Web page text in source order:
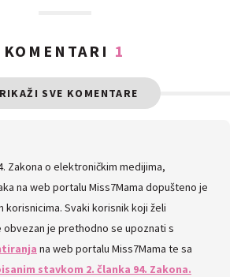
KOMENTARI 1
SVE KOMENTARE
Zakona o elektroničkim medijima,
na web portalu Miss7Mama dopušteno je
korisnicima. Svaki korisnik koji želi
je prethodno se upoznati s
na web portalu Miss7Mama te sa
stavkom 2. članka 94. Zakona.